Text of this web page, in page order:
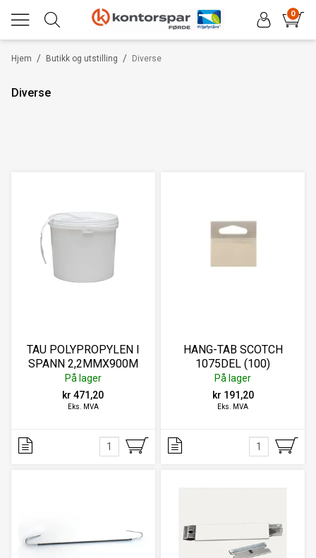
0
/
Hjem /
Butikk og utstilling Diverse
Diverse
TAU POLYPROPYLEN I
SPANN 2,2MMX900M
På lager
kr 471,20
Eks. MVA
HANG-TAB SCOTCH
1075DEL (100)
På lager
kr 191,20
Eks. MVA